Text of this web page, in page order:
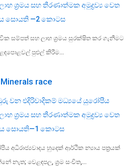
ශ්‍රමය සහ තීරණාත්මක අමුද්‍රව්‍ය වෙත
සොයති —2 කොටස
සම්පත් සහ ලාභ ශ්‍රමය සුරක්ෂිත කර ගැනීමට
පුළුල් කිරීම…
වන එදිරිවාදිකම් මධ්‍යයේ යුරෝපීය
ශ්‍රමය සහ තීරණාත්මක අමුද්‍රව්‍ය වෙත
සොයති—1 කොටස
අධිරාජ්‍යවාදය හුදෙක් ආර්ථික න්‍යාය පත්‍රයක්
නැත; වෙළඳපල, ශ්‍රම සංචිත,…